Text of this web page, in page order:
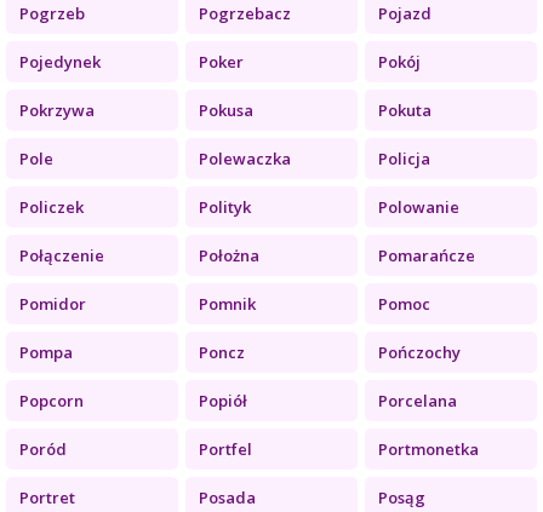
Pogrzeb Pogrzebacz Pojazd
Pojedynek Poker Pokój
Pokrzywa Pokusa Pokuta
Pole Polewaczka Policja
Policzek Polityk Polowanie
Połączenie Położna Pomarańcze
Pomidor Pomnik Pomoc
Pompa Poncz Pończochy
Popcorn Popiół Porcelana
Poród Portfel Portmonetka
Portret Posada Posąg